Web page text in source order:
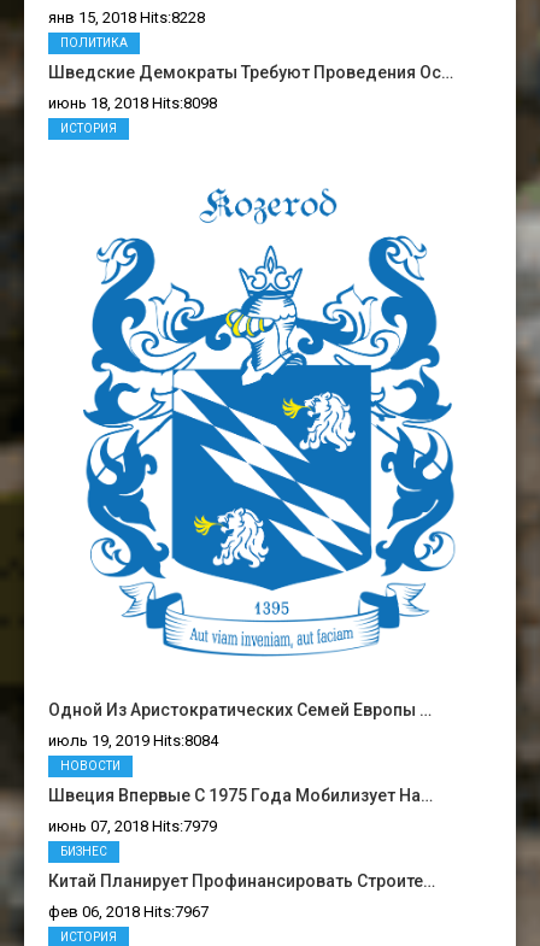
янв 15, 2018 Hits:8228
Шведские Демократы Требуют Проведения Ос…
июнь 18, 2018 Hits:8098
ПОЛИТИКА
Одной Из Аристократических Семей Европы …
июль 19, 2019 Hits:8084
ИСТОРИЯ
Швеция Впервые С 1975 Года Мобилизует На…
июнь 07, 2018 Hits:7979
НОВОСТИ
Китай Планирует Профинансировать Строите…
фев 06, 2018 Hits:7967
БИЗНЕС
ИСТОРИЯ